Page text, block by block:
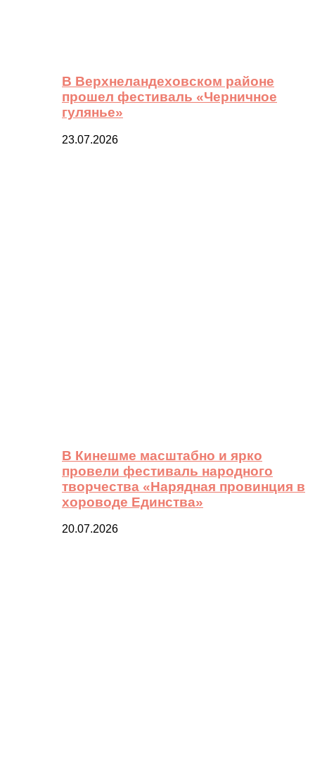
В Верхнеландеховском районе
прошел фестиваль «Черничное
гулянье»
23.07.2026
В Кинешме масштабно и ярко
провели фестиваль народного
творчества «Нарядная провинция в
хороводе Единства»
20.07.2026